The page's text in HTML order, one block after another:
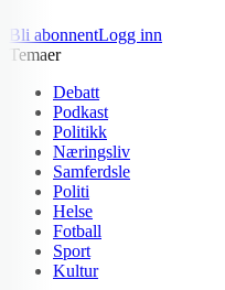
Bli abonnentLogg inn
Temaer
Debatt
Podkast
Politikk
Næringsliv
Samferdsle
Politi
Helse
Fotball
Sport
Kultur